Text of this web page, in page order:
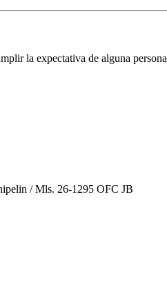
la expectativa de alguna